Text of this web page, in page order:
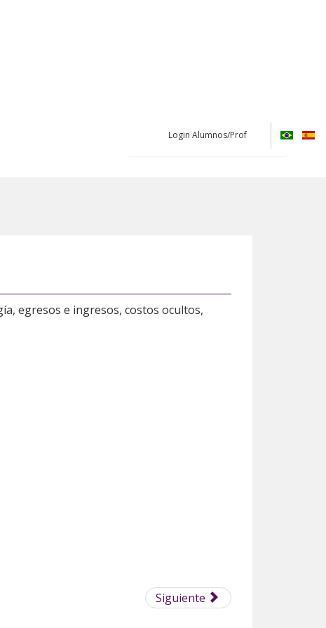
Login Alumnos/Prof
egresos e ingresos, costos ocultos,
Siguiente